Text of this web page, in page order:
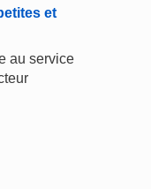
et
au service